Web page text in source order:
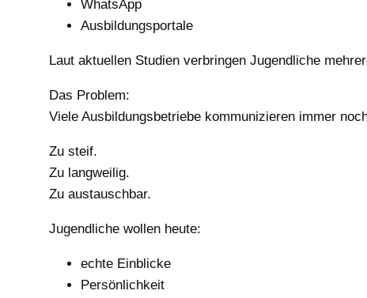
WhatsApp
Ausbildungsportale
Laut aktuellen Studien verbringen Jugendliche
Das Problem:
Viele Ausbildungsbetriebe kommunizieren immer
Zu steif.
Zu langweilig.
Zu austauschbar.
Jugendliche wollen heute:
echte Einblicke
Persönlichkeit